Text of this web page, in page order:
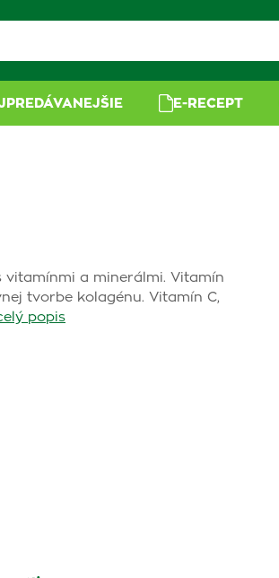
E-RECEPT
vitamínmi a minerálmi. Vitamín
tvorbe kolagénu. Vitamín C,
popis